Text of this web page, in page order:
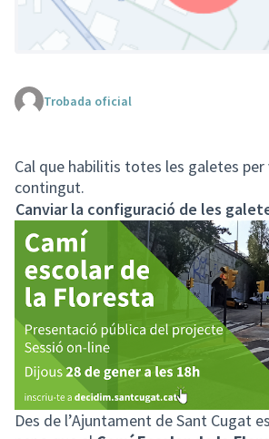
(Enllaç extern)
Trobada oficial
Cal que habilitis totes les galetes
contingut.
Canviar la configuració de les
Des de l’Ajuntament de Sant Cugat